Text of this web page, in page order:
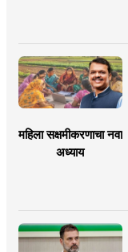
महिला सक्षमीकरणाचा नवा
अध्याय